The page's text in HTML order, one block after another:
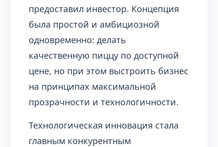
предоставил инвестор. Концепция
была простой и амбициозной
одновременно: делать
качественную пиццу по доступной
цене, но при этом выстроить бизнес
на принципах максимальной
прозрачности и технологичности.
Технологическая инновация стала
главным конкурентным